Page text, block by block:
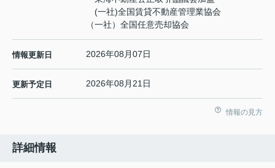
(一社)全国賃貸不動産管理業協会
（一社）全国任意売却協会
情報更新日 2026年08月07日
更新予定日 2026年08月21日
情報の見方
詳細情報